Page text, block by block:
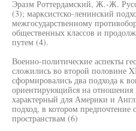
Эразм Роттердамский, Ж.-Ж.
(3); марксистско-ленинский
межгосударственному
общественных классов и
путем (4).
Военно-политические аспекты
сложились во второй половине
сформировались два подхода к
ориентирующийся на
характерный для Америки и
подход, в котором предпочтение
пространствам (6)